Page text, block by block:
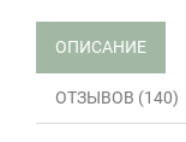
ОПИСАНИЕ
ОТЗЫВОВ (140)